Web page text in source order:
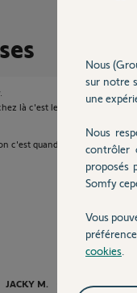
là c'est le badge virtuel
c'est quand vous faite un
JACKY M. il y a plus de 2 ans
Nous
sur notre
une
Nous
contrôler
proposés
Somfy
Vous
cookies